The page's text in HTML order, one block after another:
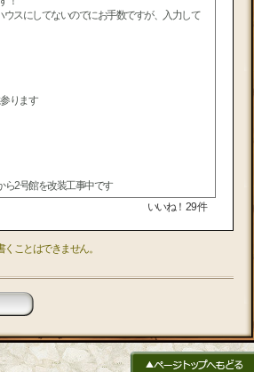
スにしてないのでにお手数ですが、入力して
ります
ら2号館を改装工事中です
いいね！ 29件
ことはできません。